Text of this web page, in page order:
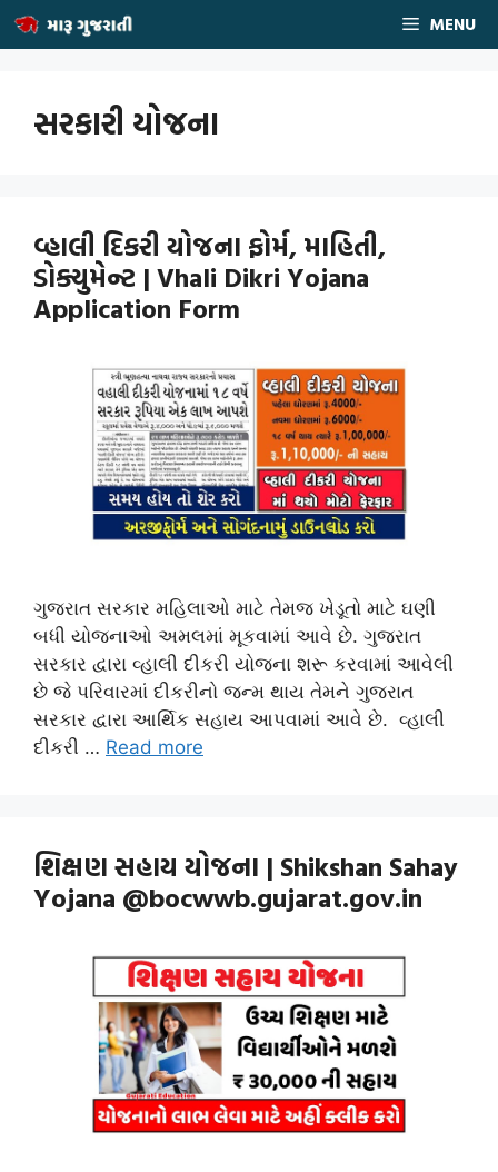
Skip
MENU
સરકારી યોજના
વ્હાલી દિકરી યોજના ફોર્મ, માહિતી,
ડોક્યુમેન્ટ | Vhali Dikri Yojana
Application Form
ગુજરાત સરકાર મહિલાઓ માટે તેમજ ખેડૂતો માટે ઘણી
બધી યોજનાઓ અમલમાં મૂકવામાં આવે છે. ગુજરાત
સરકાર દ્વારા વ્હાલી દીકરી યોજના શરૂ કરવામાં આવેલી
છે જે પરિવારમાં દીકરીનો જન્મ થાય તેમને ગુજરાત
સરકાર દ્વારા આર્થિક સહાય આપવામાં આવે છે. વ્હાલી
દીકરી … Read more
શિક્ષણ સહાય યોજના | Shikshan Sahay
Yojana @bocwwb.gujarat.gov.in